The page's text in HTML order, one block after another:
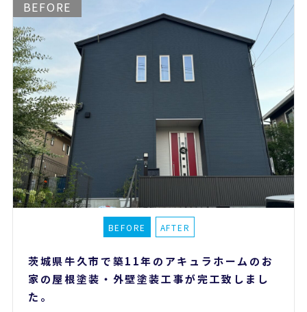
茨城県牛久市で築11年のアキュラホームのお
家の屋根塗装・外壁塗装工事が完工致しまし
た。